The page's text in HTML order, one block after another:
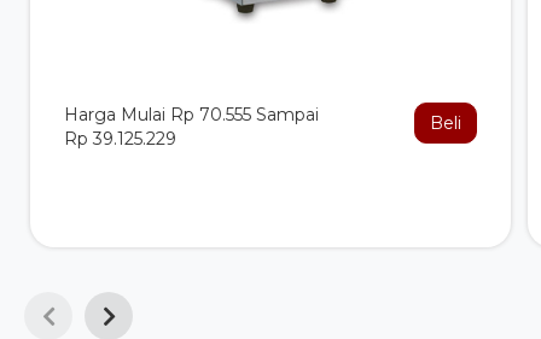
Harga Mulai Rp 70.555 Sampai
Rp 39.125.229
Beli